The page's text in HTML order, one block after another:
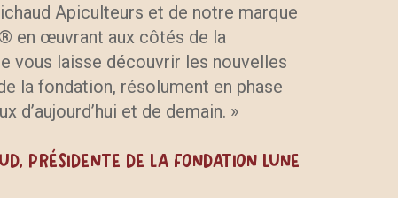
Apiculteurs et de notre marque
en œuvrant aux côtés de la
vous laisse découvrir les nouvelles
la fondation, résolument en phase
d’aujourd’hui et de demain. »
Présidente de la fondation Lune